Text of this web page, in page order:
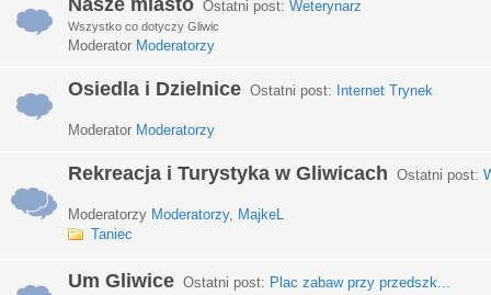
Nasze miasto Ostatni post: Weterynarz
Wszystko co dotyczy Gliwic
Moderator Moderatorzy
Osiedla i Dzielnice Ostatni post: Internet Trynek
Moderator Moderatorzy
Rekreacja i Turystyka w Gliwicach Ostatni post:
Moderatorzy Moderatorzy, MajkeL
Taniec
Um Gliwice Ostatni post: Plac zabaw przy przedszk...